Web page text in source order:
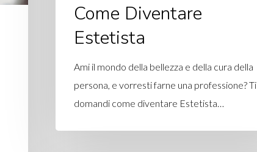
Come Diventare
Estetista
Ami il mondo della bellezza e della cura della
persona, e vorresti farne una professione? Ti
domandi come diventare Estetista…